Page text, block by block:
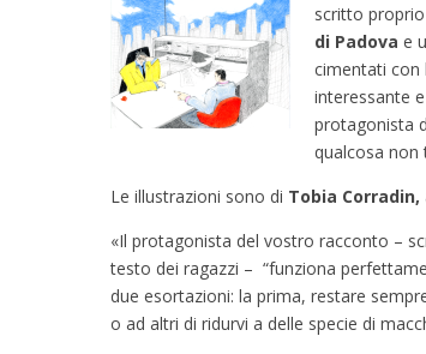
scritto proprio
di Padova e
cimentati con
interessante
protagonista
qualcosa
Le illustrazioni sono di Tobia Corradin,
«Il protagonista del vostro racconto –
testo dei ragazzi – “funziona
due esortazioni: la prima, restare
o ad altri di ridurvi a delle specie di